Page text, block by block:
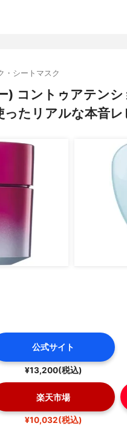
・シートマスク
) コントゥアテン
ったリアルな本音レ
公式サイト
¥13,200(税込)
楽天市場
¥10,032(税込)